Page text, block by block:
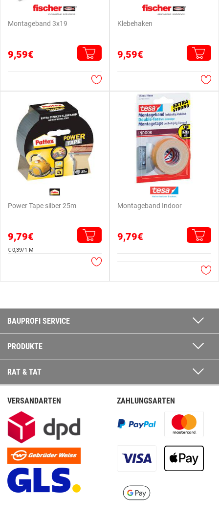
Montageband 3x19
9,59€
Klebehaken
9,59€
Power Tape silber 25m
9,79€
€ 0,39/1 M
Montageband Indoor
9,79€
BAUPROFI SERVICE
PRODUKTE
RAT & TAT
VERSANDARTEN ZAHLUNGSARTEN